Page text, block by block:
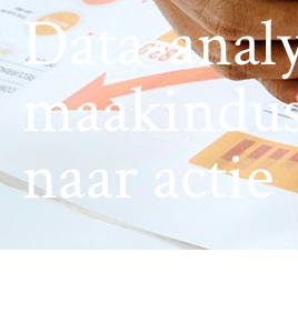
Data-
naar actie